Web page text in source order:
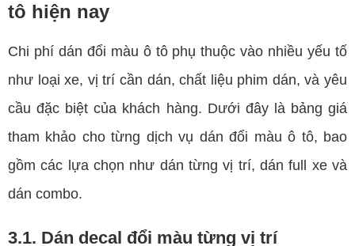
tô hiện nay
Chi phí dán đổi màu ô tô phụ thuộc vào nhiều yếu tố
như loại xe, vị trí cần dán, chất liệu phim dán, và yêu
cầu đặc biệt của khách hàng. Dưới đây là bảng giá
tham khảo cho từng dịch vụ dán đổi màu ô tô, bao
gồm các lựa chọn như dán từng vị trí, dán full xe và
dán combo.
3.1. Dán decal đổi màu từng vị trí